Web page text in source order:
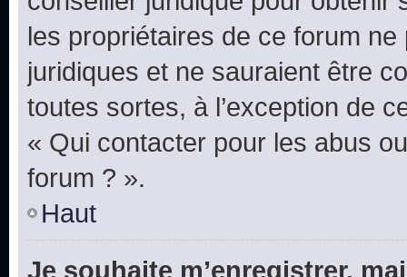
les propriétaires de ce forum
juridiques et ne sauraient être
toutes sortes, à l’exception de
« Qui contacter pour les abus
forum ? ».
Haut
Je souhaite m’enregistrer,